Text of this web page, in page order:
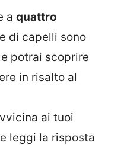
a quattro
di capelli sono
potrai scoprire
in risalto al
ai tuoi
leggi la risposta